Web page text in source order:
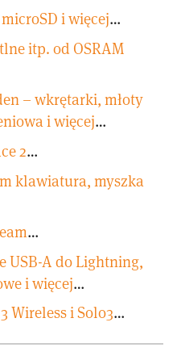
microSD i więcej…
itp. od OSRAM
– wkrętarki, młoty
i więcej…
2…
klawiatura, myszka
…
USB-A do Lightning,
i więcej…
Wireless i Solo3…